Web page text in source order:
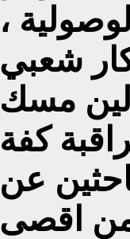
،
شعبي
مسك
كفة
عن
اقصى